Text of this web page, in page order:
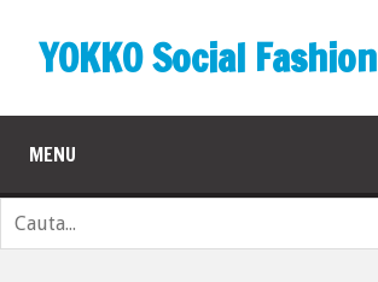
YOKKO Social Fashion
MENU